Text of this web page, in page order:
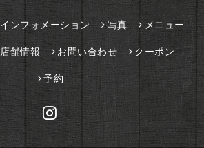
インフォメーション 写真 メニュー
店舗情報 お問い合わせ クーポン
予約